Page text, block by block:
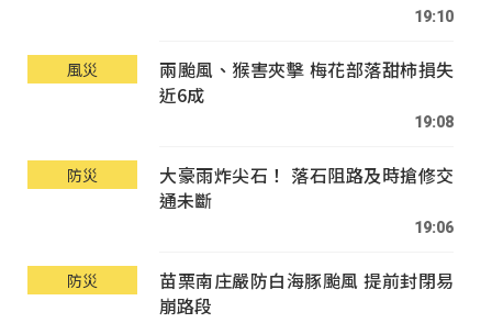
19:10
風災
兩颱風、猴害夾擊 梅花部落甜柿損失
近6成
19:08
防災
大豪雨炸尖石！ 落石阻路及時搶修交
通未斷
19:06
防災
苗栗南庄嚴防白海豚颱風 提前封閉易
崩路段